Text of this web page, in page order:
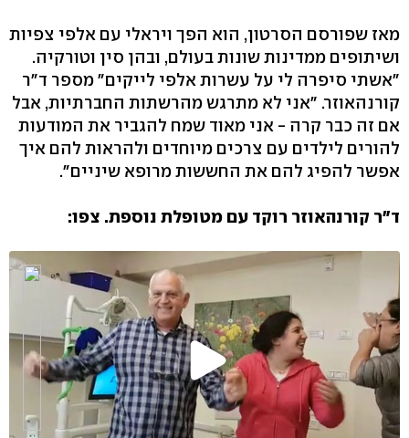
מאז שפורסם הסרטון, הוא הפך ויראלי עם אלפי צפיות
ושיתופים ממדינות שונות בעולם, ובהן סין וטורקיה.
"אשתי סיפרה לי על עשרות אלפי לייקים" מספר ד"ר
קורנהאוזר. "אני לא מתרגש מהרשתות החברתיות, אבל
אם זה כבר קרה - אני מאוד שמח להגביר את המודעות
להורים לילדים עם צרכים מיוחדים ולהראות להם איך
אפשר להפיג להם את החששות מרופא שיניים".
ד"ר קורנהאוזר רוקד עם מטופלת נוספת. צפו: